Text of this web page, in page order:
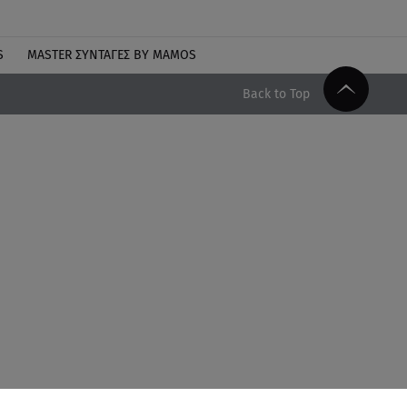
MASTER ΣΥΝΤΑΓΈΣ BY MAMOS
Back to Top